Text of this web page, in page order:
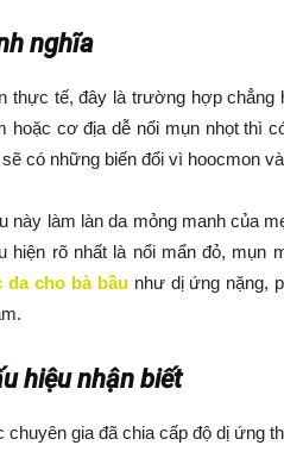
nghĩa
thực tế, đây là trường hợp
hoặc cơ địa dễ nổi mụn nhọt thì
có những biến đổi vì hoocmon
này làm làn da mỏng manh của
hiện rõ nhất là nổi mẩn đỏ, mụn
da cho bà bầunhư dị ứng nặng,
hiệu nhận biết
chuyên gia đã chia cấp độ dị ứng